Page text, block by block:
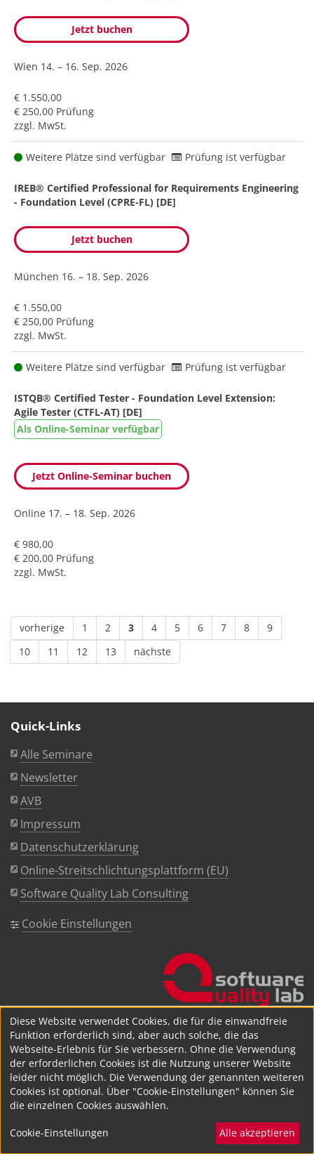
Jetzt buchen
Wien 14. – 16. Sep. 2026
€ 1.550,00
€ 250,00 Prüfung
zzgl. MwSt.
Weitere Plätze sind verfügbar Prüfung ist verfügbar
IREB® Certified Professional for Requirements Engineering
- Foundation Level (CPRE-FL) [DE]
Jetzt buchen
München 16. – 18. Sep. 2026
€ 1.550,00
€ 250,00 Prüfung
zzgl. MwSt.
Weitere Plätze sind verfügbar Prüfung ist verfügbar
ISTQB® Certified Tester - Foundation Level Extension:
Agile Tester (CTFL-AT) [DE]
Als Online-Seminar verfügbar
Jetzt Online-Seminar buchen
Online 17. – 18. Sep. 2026
€ 980,00
€ 200,00 Prüfung
zzgl. MwSt.
vorherige 1 2 3 4 5 6 7 8
9
10
11 12 13 nächste
Quick-Links
Alle Seminare
Newsletter
AVB
Impressum
Datenschutzerklärung
Online-Streitschlichtungsplattform (EU)
Software Quality Lab Consulting
Cookie Einstellungen
Diese Website verwendet Cookies, die für die einwandfreie
Funktion erforderlich sind, aber auch solche, die das
Webseite-Erlebnis für Sie verbessern. Ohne die Verwendung
der erforderlichen Cookies ist die Nutzung unserer Website
leider nicht möglich. Die Verwendung der genannten weiteren
Cookies ist optional. Über "Cookie-Einstellungen" können Sie
die einzelnen Cookies auswählen.
Cookie-Einstellungen Alle akzeptieren